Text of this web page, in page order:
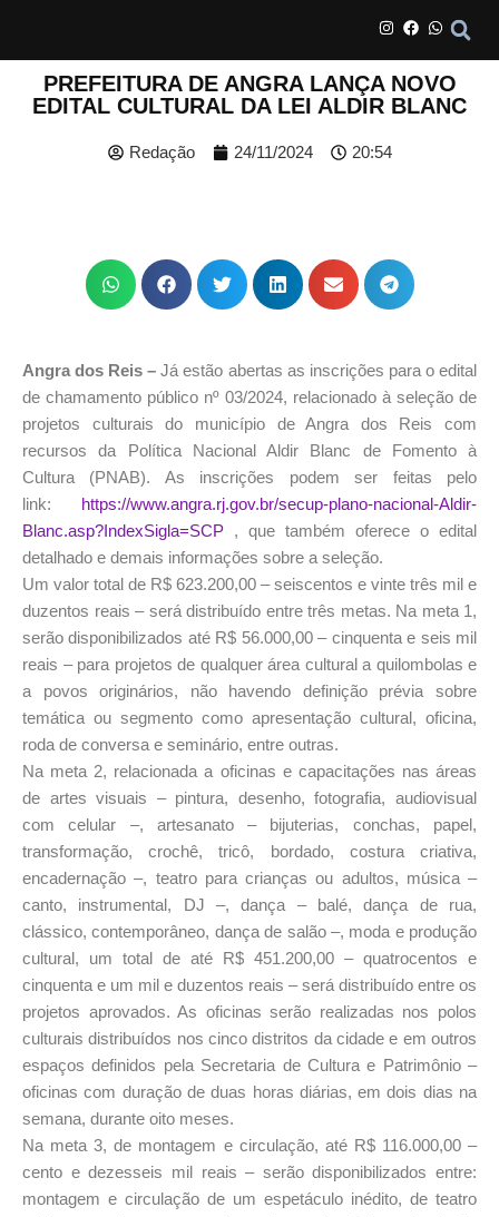
PREFEITURA DE ANGRA LANÇA NOVO
EDITAL CULTURAL DA LEI ALDIR BLANC
Redação 24/11/2024 20:54
Angra dos Reis –Já estão abertas as inscrições para o edital
de chamamento público nº 03/2024, relacionado à seleção de
projetos culturais do município de Angra dos Reis com
recursos da Política Nacional Aldir Blanc de Fomento à
Cultura (PNAB). As inscrições podem ser feitas pelo
link: https://www.angra.rj.gov.br/secup-plano-nacional-Aldir-
Blanc.asp?IndexSigla=SCP , que também oferece o edital
detalhado e demais informações sobre a seleção.
Um valor total de R$ 623.200,00 – seiscentos e vinte três mil e
duzentos reais – será distribuído entre três metas. Na meta 1,
serão disponibilizados até R$ 56.000,00 – cinquenta e seis mil
reais – para projetos de qualquer área cultural a quilombolas e
a povos originários, não havendo definição prévia sobre
temática ou segmento como apresentação cultural, oficina,
roda de conversa e seminário, entre outras.
​Na meta 2, relacionada a oficinas e capacitações nas áreas
de artes visuais – pintura, desenho, fotografia, audiovisual
com celular –, artesanato – bijuterias, conchas, papel,
transformação, crochê, tricô, bordado, costura criativa,
encadernação –, teatro para crianças ou adultos, música –
canto, instrumental, DJ –, dança – balé, dança de rua,
clássico, contemporâneo, dança de salão –, moda e produção
cultural, um total de até R$ 451.200,00 – quatrocentos e
cinquenta e um mil e duzentos reais – será distribuído entre os
projetos aprovados. As oficinas serão realizadas nos polos
culturais distribuídos nos cinco distritos da cidade e em outros
espaços definidos pela Secretaria de Cultura e Patrimônio –
oficinas com duração de duas horas diárias, em dois dias na
semana, durante oito meses.
Na meta 3, de montagem e circulação, até R$ 116.000,00 –
cento e dezesseis mil reais – serão disponibilizados entre:
montagem e circulação de um espetáculo inédito, de teatro